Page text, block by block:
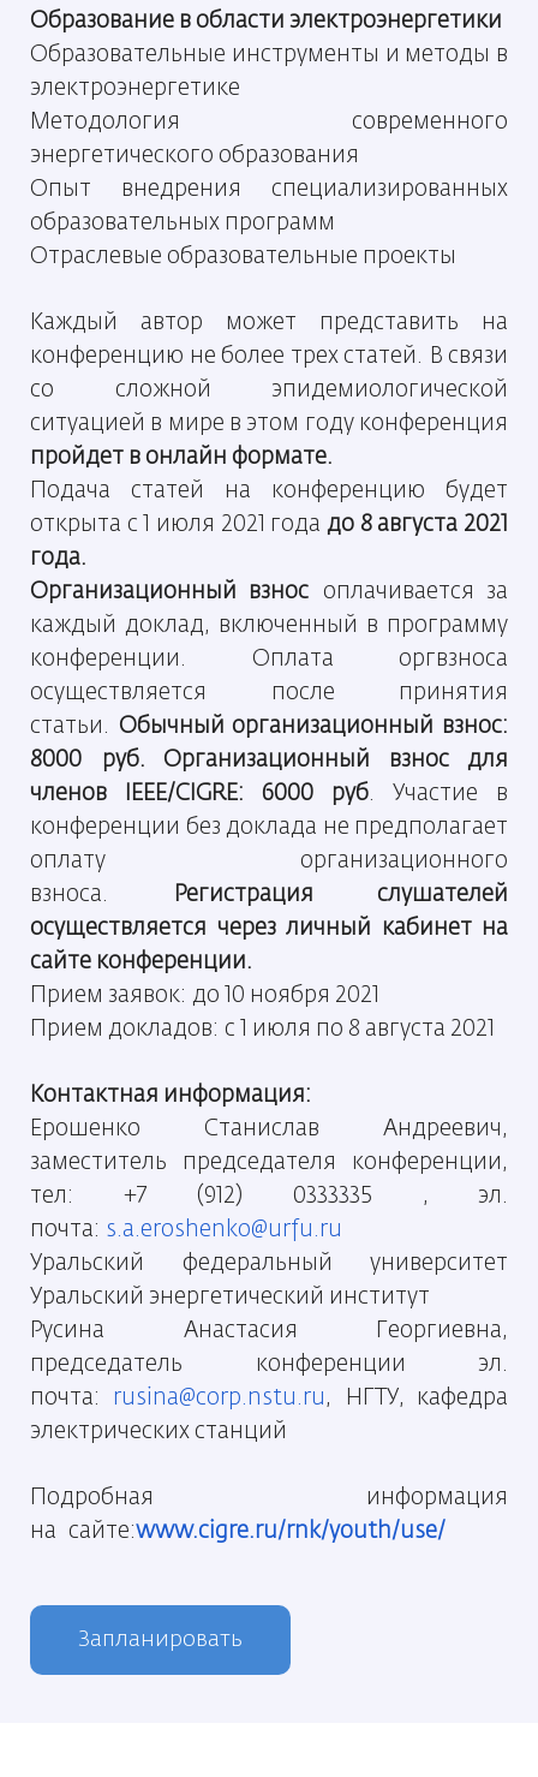
Образование в области электроэнергетики
Образовательные инструменты и методы в
электроэнергетике
Методология современного
энергетического образования
Опыт внедрения специализированных
образовательных программ
Отраслевые образовательные проекты
Каждый автор может представить на
конференцию не более трех статей. В связи
со сложной эпидемиологической
ситуацией в мире в этом году конференция
пройдет в онлайн формате.
Подача статей на конференцию будет
открыта с 1 июля 2021 года до 8 августа 2021
года.
Организационный взнос оплачивается за
каждый доклад, включенный в программу
конференции. Оплата оргвзноса
осуществляется после принятия
статьи. Обычный организационный взнос:
8000 руб. Организационный взнос для
членов IEEE/CIGRE: 6000 руб. Участие в
конференции без доклада не предполагает
оплату организационного
взноса.
Регистрация слушателей
осуществляется через личный кабинет на
сайте конференции.
Прием заявок: до 10 ноября 2021
Прием докладов: c 1 июля по 8 августа 2021
Контактная информация:
Ерошенко Станислав Андреевич,
заместитель председателя конференции,
тел: +7 (912) 0333335 , эл.
почта: s.a.eroshenko@urfu.ru
Уральский федеральный университет
Уральский энергетический институт
Русина Анастасия Георгиевна,
председатель конференции эл.
почта: rusina@corp.nstu.ru, НГТУ, кафедра
электрических станций
Подробная информация
на сайте:www.cigre.ru/rnk/youth/use/
Запланировать